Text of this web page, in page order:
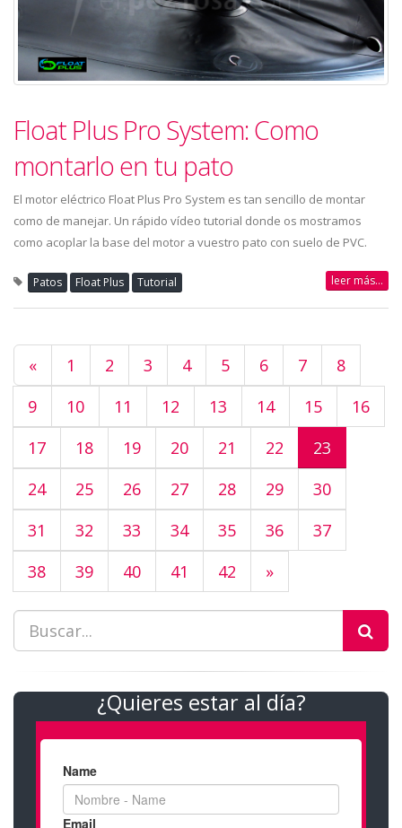
Float Plus Pro System: Como
montarlo en tu pato
El motor eléctrico Float Plus Pro System es tan sencillo de montar
como de manejar. Un rápido vídeo tutorial donde os mostramos
como acoplar la base del motor a vuestro pato con suelo de PVC.
Patos Float Plus Tutorial leer más...
« 1 2 3 4 5 6 7
8
9
10 11 12 13 14 15
16
17
18 19 20 21 22
23
24
25 26 27 28 29
30
31
32 33 34 35 36
37
38
39 40 41 42 »
¿Quieres estar al día?